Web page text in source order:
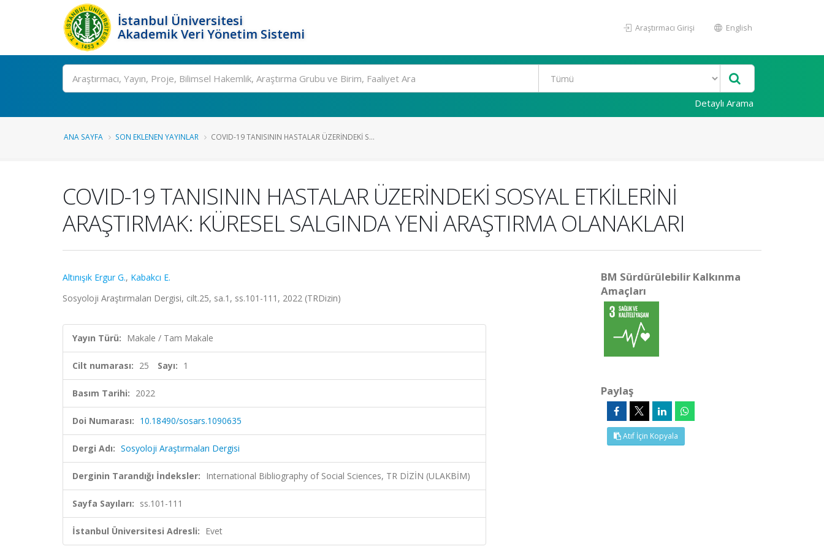
İstanbul Üniversitesi
Akademik Veri Yönetim Sistemi
Araştırmacı Girişi English
Ara
Detaylı Arama
ANA SAYFA SON EKLENEN YAYINLAR COVID-19 TANISININ HASTALAR ÜZERİNDEKİ S...
COVID-19 TANISININ HASTALAR ÜZERİNDEKİ SOSYAL ETKİLERİNİ
ARAŞTIRMAK: KÜRESEL SALGINDA YENİ ARAŞTIRMA OLANAKLARI
Altınışık Ergur G., Kabakcı E.
Sosyoloji Araştırmaları Dergisi, cilt.25, sa.1, ss.101-111, 2022 (TRDizin)
Yayın Türü: Makale / Tam Makale
Cilt numarası: 25 Sayı: 1
Basım Tarihi: 2022
Doi Numarası: 10.18490/sosars.1090635
Dergi Adı: Sosyoloji Araştırmaları Dergisi
Derginin Tarandığı İndeksler: International Bibliography of Social Sciences, TR DİZİN (ULAKBİM)
Sayfa Sayıları: ss.101-111
İstanbul Üniversitesi Adresli: Evet
BM Sürdürülebilir Kalkınma
Amaçları
Paylaş
Atıf İçin Kopyala